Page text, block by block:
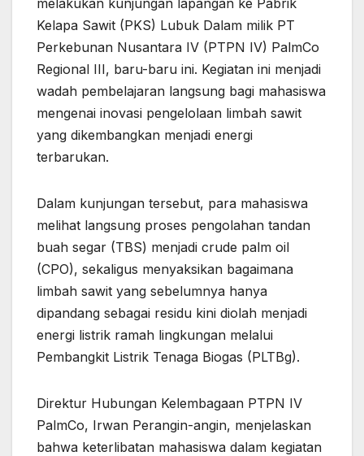
Kelapa Sawit (PKS) Lubuk Dalam milik PT
Perkebunan Nusantara IV (PTPN IV) PalmCo
Regional III, baru-baru ini. Kegiatan ini menjadi
wadah pembelajaran langsung bagi mahasiswa
mengenai inovasi pengelolaan limbah sawit
yang dikembangkan menjadi energi
terbarukan.
Dalam kunjungan tersebut, para mahasiswa
melihat langsung proses pengolahan tandan
buah segar (TBS) menjadi crude palm oil
(CPO), sekaligus menyaksikan bagaimana
limbah sawit yang sebelumnya hanya
dipandang sebagai residu kini diolah menjadi
energi listrik ramah lingkungan melalui
Pembangkit Listrik Tenaga Biogas (PLTBg).
Direktur Hubungan Kelembagaan PTPN IV
PalmCo, Irwan Perangin-angin, menjelaskan
bahwa keterlibatan mahasiswa dalam kegiatan